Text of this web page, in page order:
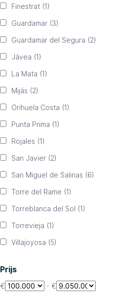
Finestrat (1)
Guardamar (3)
Guardamar del Segura (2)
Jávea (1)
La Mata (1)
Mijás (2)
Orihuela Costa (1)
Punta Prima (1)
Rojales (1)
San Javier (2)
San Miguel de Salinas (6)
Torre del Rame (1)
Torreblanca del Sol (1)
Torrevieja (1)
Villajoyosa (5)
Prijs
€ - €